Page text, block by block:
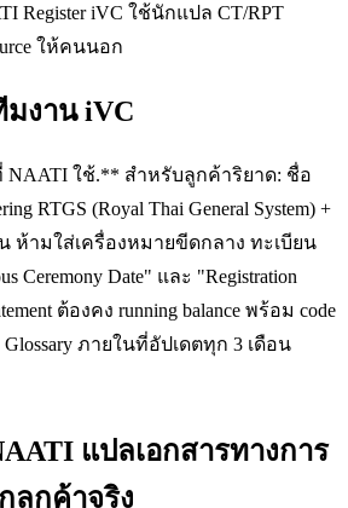
Register iVC ใช้นักแปล CT/RPT
ให้คนนอก
มงาน iVC
NAATI ใช้.** สำหรับลูกค้าริยาด: ชื่อ
RTGS (Royal Thai General System) +
ห้ามใส่เครื่องหมายขีดกลาง ทะเบียน
Ceremony Date" และ "Registration
ต้องคง running balance พร้อม code
ภายในที่อัปเดตทุก 3 เดือน
แปลเอกสารทางการ
ลูกค้าจริง